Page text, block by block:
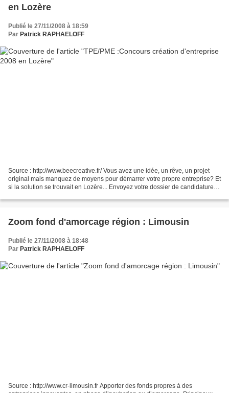
en Lozère
Publié le 27/11/2008 à 18:59
Par Patrick RAPHAELOFF
Source : http://www.beecreative.fr/ Vous avez une idée, un rêve, un projet
original mais manquez de moyens pour démarrer votre propre entreprise? Et
si la solution se trouvait en Lozère... Envoyez votre dossier de candidature
Zoom fond d'amorcage région : Limousin
Publié le 27/11/2008 à 18:48
Par Patrick RAPHAELOFF
Source : http://www.cr-limousin.fr Apporter des fonds propres à des